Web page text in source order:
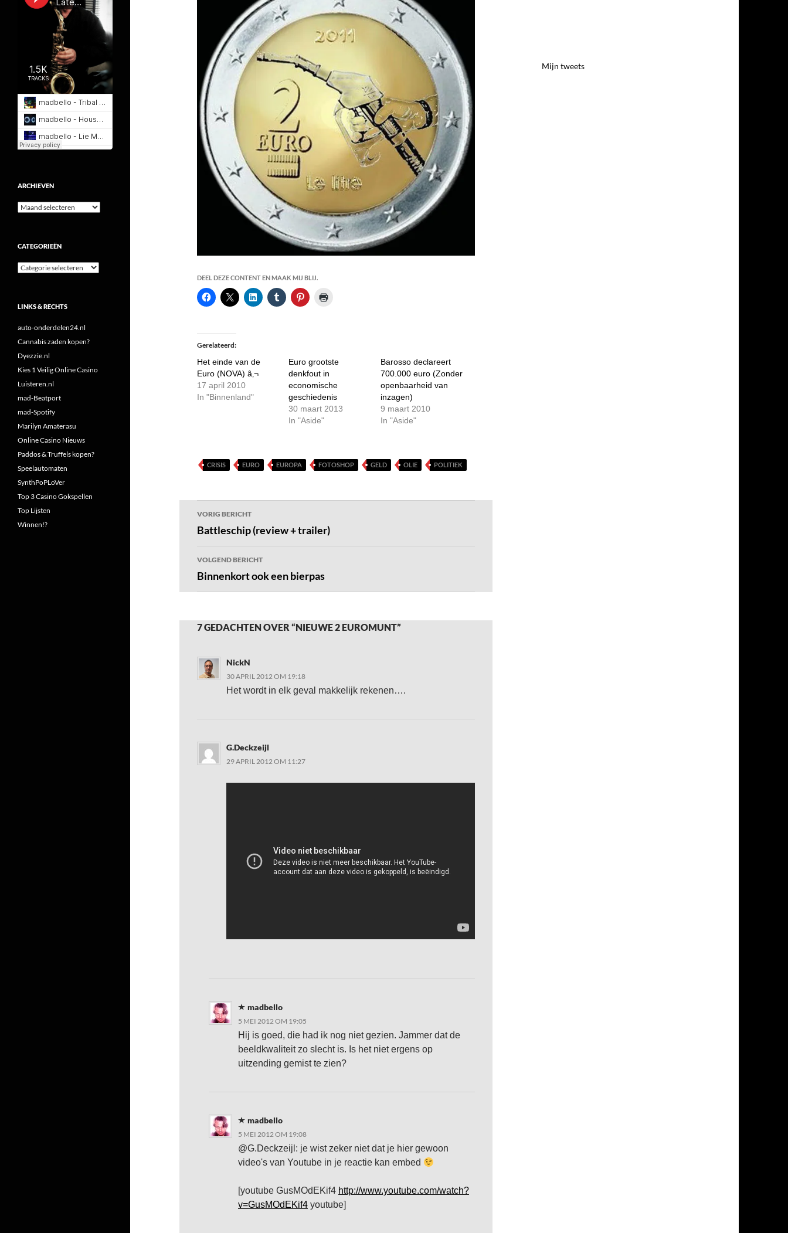
DEEL DEZE CONTENT EN MAAK MIJ BLIJ.
Gerelateerd
Het einde van de
Euro (NOVA) â‚¬
17 april 2010
In "Binnenland"
Euro grootste
denkfout in
economische
geschiedenis
30 maart 2013
In "Aside"
Barosso declareert
700.000 euro (Zonder
openbaarheid van
inzagen)
9 maart 2010
In "Aside"
CRISIS EURO EUROPA FOTOSHOP GELD OLIE POLITIEK
Bericht
navigatie
VORIG BERICHT
Battleschip (review + trailer)
VOLGEND BERICHT
Binnenkort ook een bierpas
7 GEDACHTEN OVER “NIEUWE 2 EUROMUNT”
NickN
30 APRIL 2012 OM 19:18
Het wordt in elk geval makkelijk rekenen….
G.Deckzeijl
29 APRIL 2012 OM 11:27
madbello
5 MEI 2012 OM 19:05
Hij is goed, die had ik nog niet gezien. Jammer dat de
beeldkwaliteit zo slecht is. Is het niet ergens op
uitzending gemist te zien?
madbello
5 MEI 2012 OM 19:08
@G.Deckzeijl: je wist zeker niet dat je hier gewoon
video's van Youtube in je reactie kan embed
[youtube GusMOdEKif4 http://www.youtube.com/watch?
v=GusMOdEKif4 youtube]
Mijn tweets
ARCHIEVEN
Archieven
CATEGORIEËN
Categorieën
LINKS & RECHTS
auto-onderdelen24.nl
Cannabis zaden kopen?
Dyezzie.nl
Kies 1 Veilig Online Casino
Luisteren.nl
mad-Beatport
mad-Spotify
Marilyn Amaterasu
Online Casino Nieuws
Paddos & Truffels kopen?
Speelautomaten
SynthPoPLoVer
Top 3 Casino Gokspellen
Top Lijsten
Winnen!?